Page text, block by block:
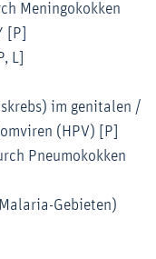
Meningokokken
[P]
L]
im genitalen /
(HPV) [P]
Pneumokokken
Gebieten)